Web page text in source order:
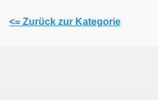
<= Zurück zur Kategorie